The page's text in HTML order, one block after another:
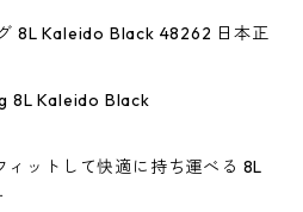
8L Kaleido Black 48262 日本正
8L Kaleido Black
ィットして快適に持ち運べる 8L